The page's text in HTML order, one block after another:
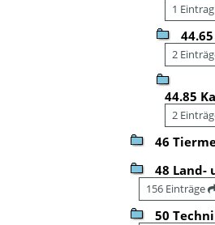
1 Eintrag
2
44.85
2
46
48 Land-
156 Einträge
50